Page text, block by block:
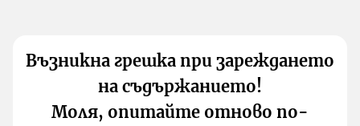
Възникна грешка при зареждането
на съдържанието!
Моля, опитайте отново по-